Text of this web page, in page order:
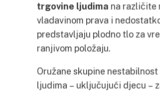
trgovine ljudima na različite
vladavinom prava i
predstavljaju plodno tlo za
ranjivom položaju.
Oružane skupine
ljudima – uključujući djecu –